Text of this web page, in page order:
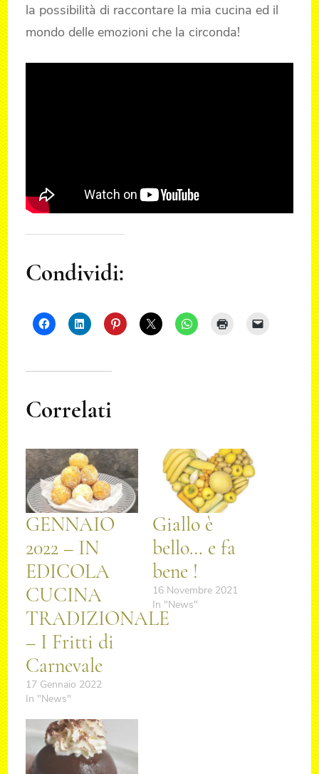
la possibilità di raccontare la mia cucina ed il
mondo delle emozioni che la circonda!
Condividi:
Correlati
GENNAIO
2022 – IN
EDICOLA
CUCINA
TRADIZIONALE
– I Fritti di
Carnevale
17 Gennaio 2022
In "News"
Giallo è
bello… e fa
bene !
16 Novembre 2021
In "News"